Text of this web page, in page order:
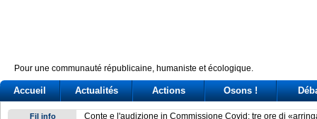
Pour une communauté républicaine, humaniste et écologique.
Accueil Actualités Actions Osons !
Fil info Conte e l'audizione in Commissione Covid: tre ore di